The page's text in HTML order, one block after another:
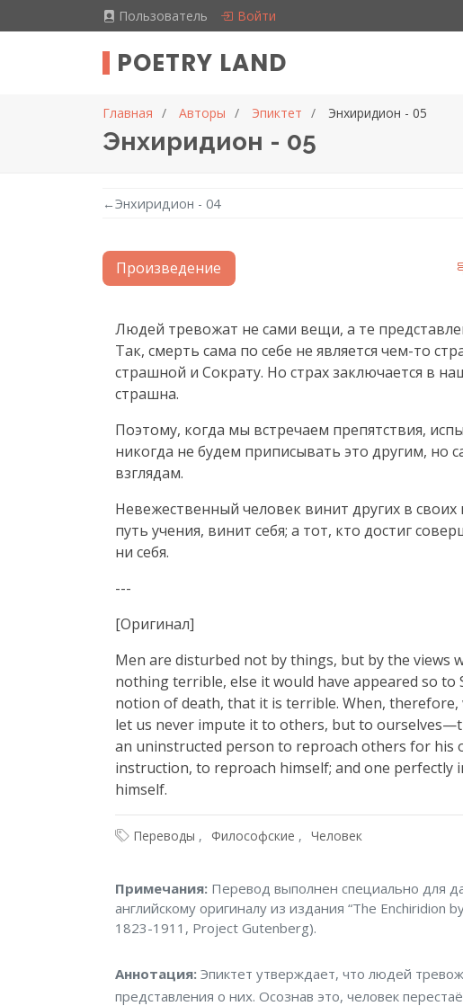
Пользователь Войти
POETRY LAND
Главная Авторы Эпиктет Энхиридион - 05
Энхиридион - 05
←Энхиридион - 04
Произведение
Текст произведения
Людей тревожат не сами вещи, а те
Так, смерть сама по себе не является чем-то
страшной и Сократу. Но страх заключается в
страшна.
Поэтому, когда мы встречаем препятствия,
никогда не будем приписывать это другим, но
взглядам.
Невежественный человек винит других в своих
путь учения, винит себя; а тот, кто достиг
ни себя.
---
[Оригинал]
Men are disturbed not by things, but by the views
nothing terrible, else it would have appeared so
notion of death, that it is terrible. When,
let us never impute it to others, but to
an uninstructed person to reproach others for his
instruction, to reproach himself; and one
himself.
Переводы Философские Человек
Примечания
Примечания: Перевод выполнен специально для
английскому оригиналу из издания “The Enchiridion
1823-1911, Project Gutenberg).
Аннотация
Аннотация:Эпиктет утверждает, что людей
представления о них. Осознав это, человек